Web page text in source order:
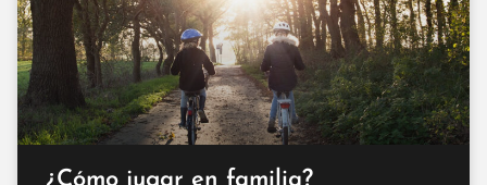
¿Cómo jugar en familia?